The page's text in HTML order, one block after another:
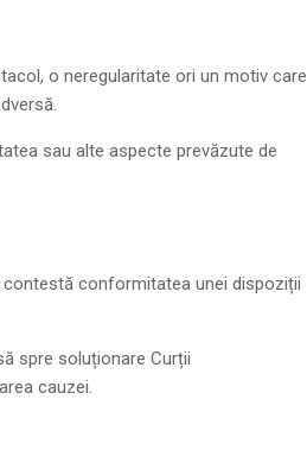
o neregularitate ori un motiv care
sau alte aspecte prevăzute de
conformitatea unei dispoziții
spre soluționare Curții
cauzei.